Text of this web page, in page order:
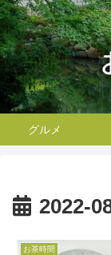
グルメ
2022-
お茶時間